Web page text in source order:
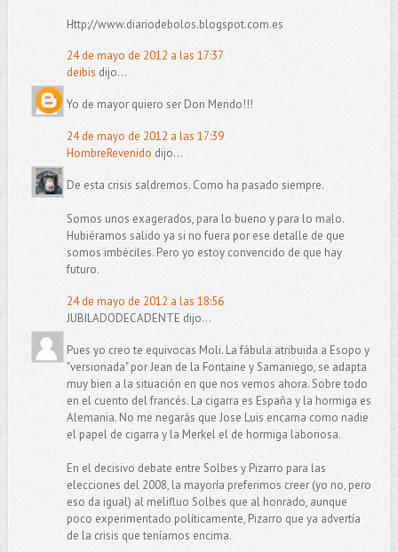
Http://www.diariodebolos.blogspot.com.es
24 de mayo de 2012 a las 17:37
deibis dijo...
Yo de mayor quiero ser Don Mendo!!!
24 de mayo de 2012 a las 17:39
HombreRevenido dijo...
De esta crisis saldremos. Como ha pasado siempre.
Somos unos exagerados, para lo bueno y para lo malo.
Hubiéramos salido ya si no fuera por ese detalle de que
somos imbéciles. Pero yo estoy convencido de que hay
futuro.
24 de mayo de 2012 a las 18:56
JUBILADODECADENTE dijo...
Pues yo creo te equivocas Moli. La fábula atribuida a Esopo y
"versionada" por Jean de la Fontaine y Samaniego, se adapta
muy bien a la situación en que nos vemos ahora. Sobre todo
en el cuento del francés. La cigarra es España y la hormiga es
Alemania. No me negarás que Jose Luis encarna como nadie
el papel de cigarra y la Merkel el de hormiga laboriosa.
En el decisivo debate entre Solbes y Pizarro para las
elecciones del 2008, la mayoría preferimos creer (yo no, pero
eso da igual) al melifluo Solbes que al honrado, aunque
poco experimentado políticamente, Pizarro que ya advertía
de la crisis que teníamos encima.